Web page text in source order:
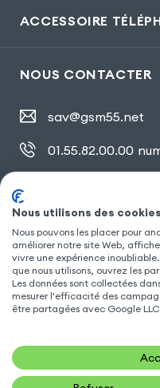
ACCESSOIRE
NOUS CONTACTER
sav@gsm55.net
01.55.82.00.00
Nous utilisons des cookies
Nous pouvons les placer pour
améliorer notre site Web,
vivre une expérience
que nous utilisons, ouvrez les
Les données sont collectées
mesurer l'efficacité des
être partagées avec Google